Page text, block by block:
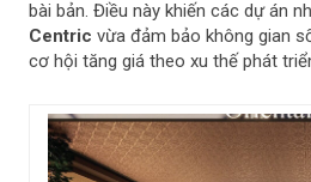
bài bản. Điều này khiến các dự án
Centric vừa đảm bảo không gian
cơ hội tăng giá theo xu thế phát